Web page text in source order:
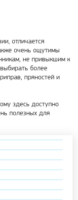
отличается
очень ощутимы
не привыкшим к
более
пряностей и
здесь доступно
полезных для